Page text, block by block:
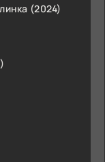
(2024)